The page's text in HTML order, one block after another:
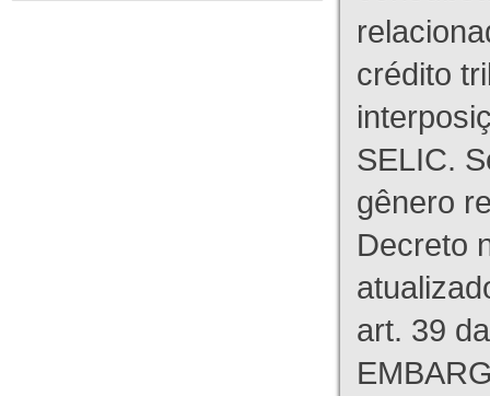
crédito
SELIC.
gênero
Decreto
art. 39